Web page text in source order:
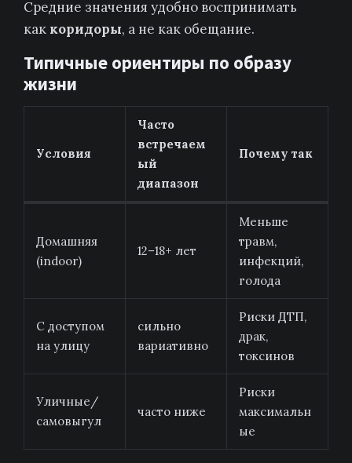
Средние значения удобно воспринимать
как коридоры, а не как обещание.
Типичные ориентиры по образу
жизни
Условия
Часто
встречаем
ый
диапазон
Почему так
Домашняя
(indoor)
12–18+ лет
Меньше
травм,
инфекций,
голода
С доступом
на улицу
сильно
вариативно
Риски ДТП,
драк,
токсинов
Уличные/
самовыгул
часто ниже
Риски
максимальн
ые